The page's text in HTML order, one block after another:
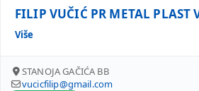
FILIP VUČIĆ PR METAL PLAST
Više
STANOJA GAČIĆA BB
vucicfilip@gmail.com